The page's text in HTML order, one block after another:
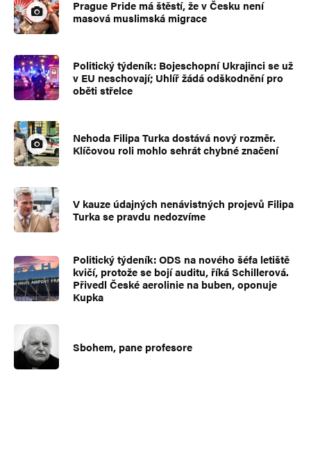
Prague Pride má štěstí, že v Česku není
masová muslimská migrace
Politický týdeník: Bojeschopní Ukrajinci se už
v EU neschovají; Uhlíř žádá odškodnění pro
oběti střelce
Nehoda Filipa Turka dostává nový rozměr.
Klíčovou roli mohlo sehrát chybné značení
V kauze údajných nenávistných projevů Filipa
Turka se pravdu nedozvíme
Politický týdeník: ODS na nového šéfa letiště
kvičí, protože se bojí auditu, říká Schillerová.
Přivedl České aerolinie na buben, oponuje
Kupka
Sbohem, pane profesore